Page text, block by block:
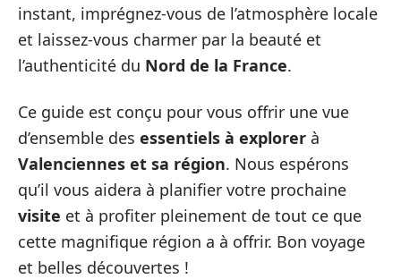
instant, imprégnez-vous de l’atmosphère locale
et laissez-vous charmer par la beauté et
l’authenticité du Nord de la France.
Ce guide est conçu pour vous offrir une vue
d’ensemble des essentiels à explorer à
Valenciennes et sa région. Nous espérons
qu’il vous aidera à planifier votre prochaine
visite et à profiter pleinement de tout ce que
cette magnifique région a à offrir. Bon voyage
et belles découvertes !